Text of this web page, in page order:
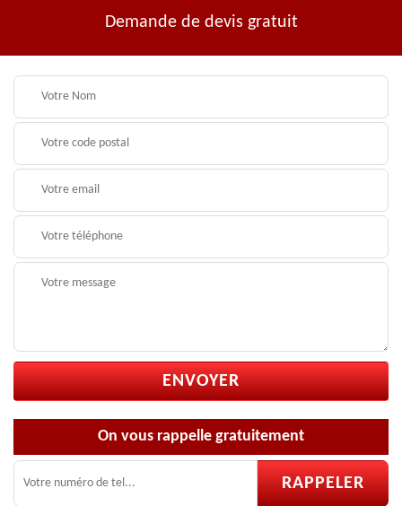
Demande de devis gratuit
On vous rappelle gratuitement